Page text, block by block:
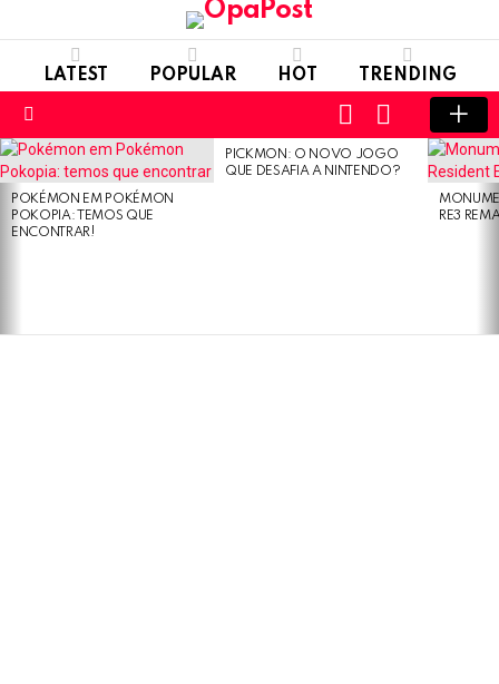
LATEST POPULAR HOT TRENDING
SWITCH
SKIN
LOGIN
LATEST
STORIES
POKÉMON EM POKÉMON
POKOPIA: TEMOS QUE
ENCONTRAR!
PICKMON: O NOVO JOGO
QUE DESAFIA A NINTENDO?
RE3